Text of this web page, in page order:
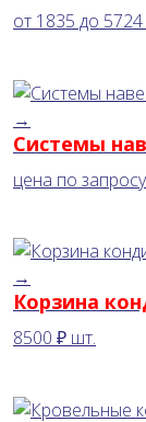
от 1835 до
→
Системы
цена по запросу
→
Корзина
8500 ₽ шт.